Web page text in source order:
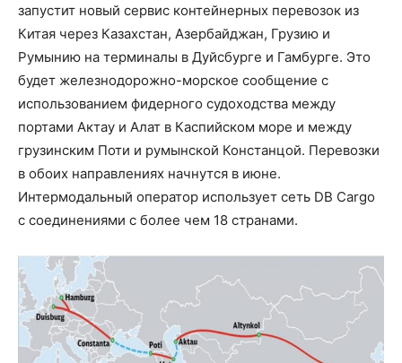
запустит новый сервис контейнерных перевозок из
Китая через Казахстан, Азербайджан, Грузию и
Румынию на терминалы в Дуйсбурге и Гамбурге. Это
будет железнодорожно-морское сообщение с
использованием фидерного судоходства между
портами Актау и Алат в Каспийском море и между
грузинским Поти и румынской Констанцой. Перевозки
в обоих направлениях начнутся в июне.
Интермодальный оператор использует сеть DB Cargo
с соединениями с более чем 18 странами.